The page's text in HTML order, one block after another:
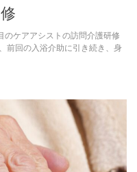
のケアアシストの訪問介護研修
前回の入浴介助に引き続き、身